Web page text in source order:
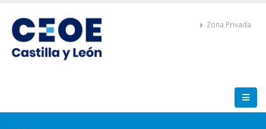
Zona Privada